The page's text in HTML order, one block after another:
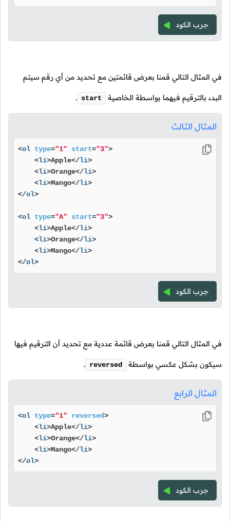
جرب الكود
في المثال التالي قمنا بعرض قائمتين مع تحديد من أي رقم سيتم
البدء بالترقيم فيهما بواسطة الخاصية start
.
المثال الثالث
<ol type="1" start="3">
<li>Apple</li>
<li>Orange</li>
<li>Mango</li>
</ol>
<ol type="A" start="3">
<li>Apple</li>
<li>Orange</li>
<li>Mango</li>
</ol>
جرب الكود
في المثال التالي قمنا بعرض قائمة عددية مع تحديد أن الترقيم فيها
سيكون بشكل عكسي بواسطة reversed
.
المثال الرابع
<ol type="1" reversed>
<li>Apple</li>
<li>Orange</li>
<li>Mango</li>
</ol>
جرب الكود